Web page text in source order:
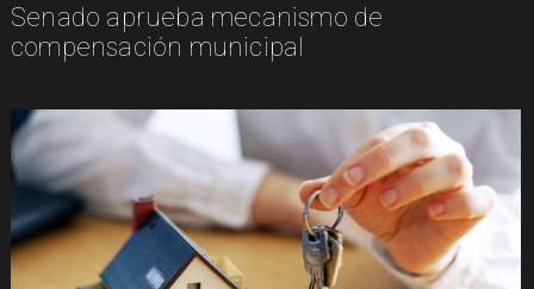
Senado aprueba mecanismo de
compensación municipal